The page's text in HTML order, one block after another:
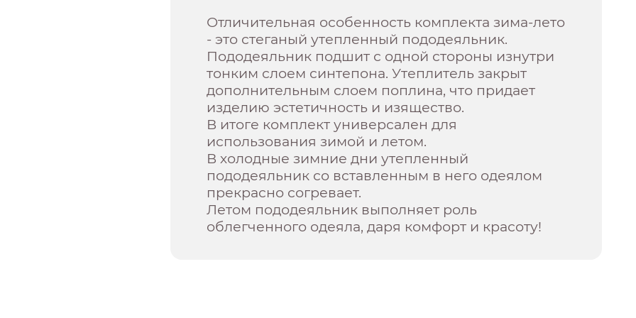
Отличительная особенность комплекта зима-лето
- это стеганый утепленный пододеяльник.
Пододеяльник подшит с одной стороны изнутри
тонким слоем синтепона. Утеплитель закрыт
дополнительным слоем поплина, что придает
изделию эстетичность и изящество.
В итоге комплект универсален для
использования зимой и летом.
В холодные зимние дни утепленный
пододеяльник со вставленным в него одеялом
прекрасно согревает.
Летом пододеяльник выполняет роль
облегченного одеяла, даря комфорт и красоту!